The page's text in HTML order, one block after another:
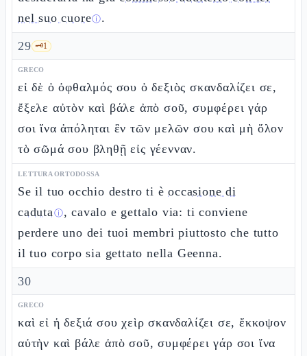
nel suo cuoreⓘ.
29 🗝️1
GRECO
εἰ δὲ ὁ ὀφθαλμός σου ὁ δεξιὸς σκανδαλίζει σε,
ἔξελε αὐτὸν καὶ βάλε ἀπὸ σοῦ, συμφέρει γάρ
σοι ἵνα ἀπόληται ἓν τῶν μελῶν σου καὶ μὴ ὅλον
τὸ σῶμά σου βληθῇ εἰς γέενναν.
LETTURA ORTODOSSA
Se il tuo occhio destro ti èoccasione di
cadutaⓘ, cavalo e gettalo via: ti conviene
perdere uno dei tuoi membri piuttosto che tutto
il tuo corpo sia gettato nella Geenna.
30
GRECO
καὶ εἰ ἡ δεξιά σου χεὶρ σκανδαλίζει σε, ἔκκοψον
αὐτὴν καὶ βάλε ἀπὸ σοῦ, συμφέρει γάρ σοι ἵνα